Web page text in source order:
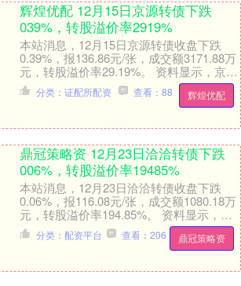
辉煌优配 12月15日京源转债下跌
039%，转股溢价率2919%
本站消息，12月15日京源转债收盘下跌
0.39%，报136.86元/张，成交额3171.88万
元，转股溢价率29.19%。 资料显示，京源
转债信用级别为“A”，....
辉煌优配
分类：证配所配资 查看：88
鼎冠策略资 12月23日洽洽转债下跌
006%，转股溢价率19485%
本站消息，12月23日洽洽转债收盘下跌
0.06%，报116.08元/张，成交额1080.18万
元，转股溢价率194.85%。 资料显示，洽
洽转债信用级别为“AA....
鼎冠策略资
分类：配资平台 查看：206